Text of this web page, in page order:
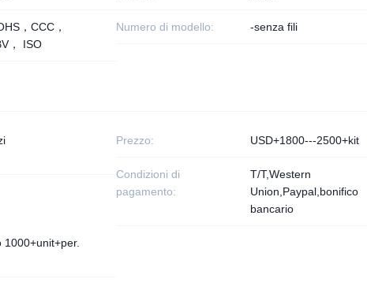
，CCC，
， ISO
Numero di modello: -senza fili
Prezzo: USD+1800---2500+kit
Condizioni di
pagamento:
T/T,Western
Union,Paypal,bonifico
bancario
1000+unit+per.